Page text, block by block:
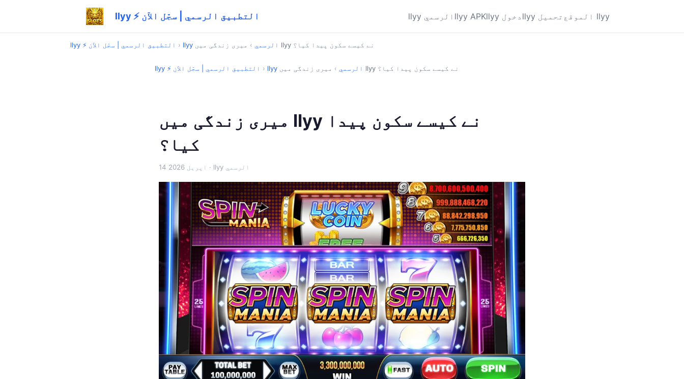
llyy ⚡ التطبيق الرسمي | سجّل الآن llyy الرسمي llyy APK llyy دخول llyy تحميل الموقع llyy
llyy ⚡ التطبيق الرسمي | سجّل الآن › llyy الرسمي › میری زندگی میں llyy نے کیسے سکون پیدا کیا؟
llyy ⚡ التطبيق الرسمي | سجّل الآن › llyy الرسمي › میری زندگی میں llyy نے کیسے سکون پیدا کیا؟
میری زندگی میں llyy نے کیسے سکون پیدا
کیا؟
14 اپریل 2026 · llyy الرسمي